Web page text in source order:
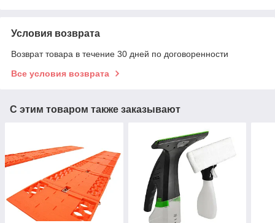
Условия возврата
Возврат товара в течение 30 дней по договоренности
Все условия возврата
С этим товаром также заказывают